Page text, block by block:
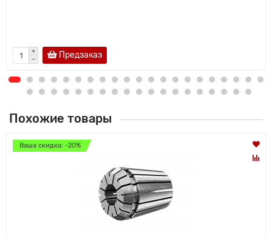
Предзаказ
Похожие товары
Ваша скидка: -20%